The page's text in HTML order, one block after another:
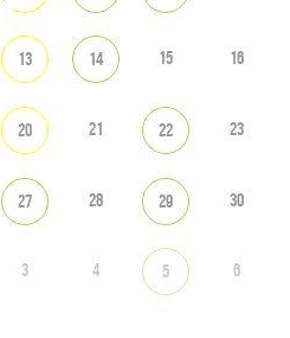
13 14 15 16
20 21 22 23
27 28 29 30
3 4 5 6